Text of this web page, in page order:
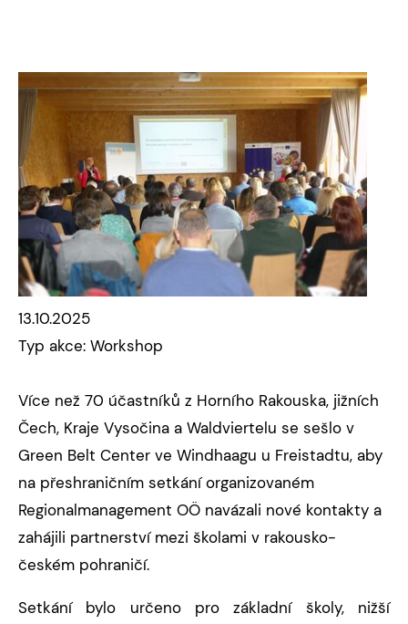
13.10.2025
Typ akce: Workshop
Více než 70 účastníků z Horního Rakouska, jižních
Čech, Kraje Vysočina a Waldviertelu se sešlo v
Green Belt Center ve Windhaagu u Freistadtu, aby
na přeshraničním setkání organizovaném
Regionalmanagement OÖ navázali nové kontakty a
zahájili partnerství mezi školami v rakousko-
českém pohraničí.
Setkání bylo určeno pro základní školy, nižší